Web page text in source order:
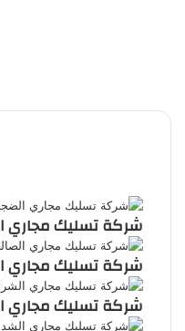
شركة تسليك مجاري
شركة تسليك مجاري
شركة تسليك مجاري